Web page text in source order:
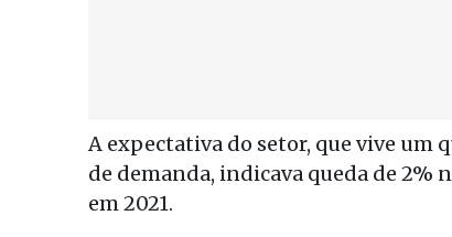
A expectativa do setor, que vive um
de demanda, indicava queda de 2%
em 2021.